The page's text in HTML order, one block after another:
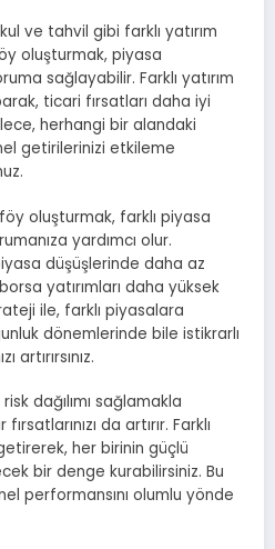
ve tahvil gibi farklı yatırım
oluşturmak, piyasa
sağlayabilir. Farklı yatırım
ticari fırsatları daha iyi
herhangi bir alandaki
getirilerinizi etkileme
oluşturmak, farklı piyasa
yardımcı olur.
düşüşlerinde daha az
yatırımları daha yüksek
ile, farklı piyasalara
dönemlerinde bile istikrarlı
artırırsınız.
dağılımı sağlamakla
da artırır. Farklı
getirerek, her birinin güçlü
bir denge kurabilirsiniz. Bu
performansını olumlu yönde